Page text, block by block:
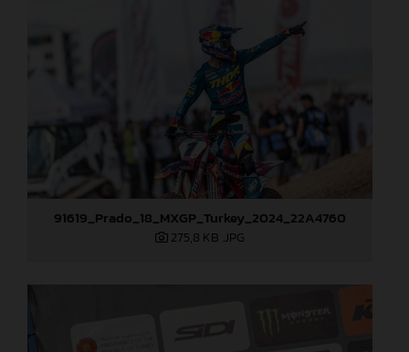
91619_Prado_18_MXGP_Turkey_2024_22A4760
275,8 KB .JPG